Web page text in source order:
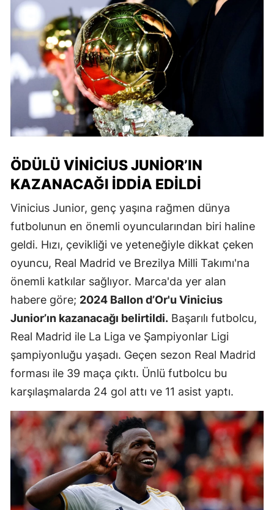
ÖDÜLÜ VINICIUS JUNIOR’IN
KAZANACAĞI İDDIA EDILDI
Vinicius Junior, genç yaşına rağmen dünya
futbolunun en önemli oyuncularından biri haline
geldi. Hızı, çevikliği ve yeteneğiyle dikkat çeken
oyuncu, Real Madrid ve Brezilya Milli Takımı'na
önemli katkılar sağlıyor. Marca'da yer alan
habere göre; 2024 Ballon d’Or'u Vinicius
Junior’ın kazanacağı belirtildi. Başarılı futbolcu,
Real Madrid ile La Liga ve Şampiyonlar Ligi
şampiyonluğu yaşadı. Geçen sezon Real Madrid
forması ile 39 maça çıktı. Ünlü futbolcu bu
karşılaşmalarda 24 gol attı ve 11 asist yaptı.